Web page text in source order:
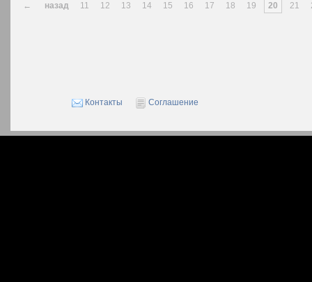
← назад 11 12 13 14 15 16 17 18 19 20 21
Контакты Соглашение